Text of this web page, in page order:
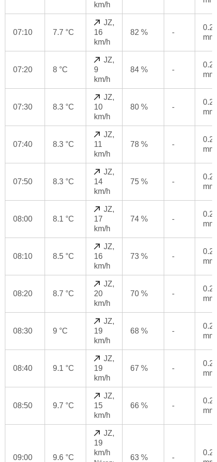
km/h
07:10 7.7 °C
JZ,
16
km/h
82 % -
0.2
mm
07:20 8 °C
JZ,
9
km/h
84 % -
0.2
mm
07:30 8.3 °C
JZ,
10
km/h
80 % -
0.2
mm
07:40 8.3 °C
JZ,
11
km/h
78 % -
0.2
mm
07:50 8.3 °C
JZ,
14
km/h
75 % -
0.2
mm
08:00 8.1 °C
JZ,
17
km/h
74 % -
0.2
mm
08:10 8.5 °C
JZ,
16
km/h
73 % -
0.2
mm
08:20 8.7 °C
JZ,
20
km/h
70 % -
0.2
mm
08:30 9 °C
JZ,
19
km/h
68 % -
0.2
mm
08:40 9.1 °C
JZ,
19
km/h
67 % -
0.2
mm
08:50 9.7 °C
JZ,
15
km/h
66 % -
0.2
mm
09:00 9.6 °C
JZ,
19
km/h
63 % -
0.2